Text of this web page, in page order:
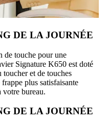
DE LA JOURNÉE
de touche pour une
Signature K650 est doté
et de touches
plus satisfaisante
votre bureau.
DE LA JOURNÉE